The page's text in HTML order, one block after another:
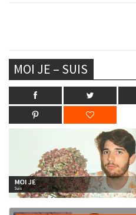
MOI JE – SUIS